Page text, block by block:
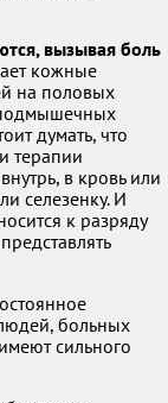
вызывая боль
кожные
на половых
подмышечных
думать, что
терапии
в кровь или
селезенку. И
к разряду
больных
сильного